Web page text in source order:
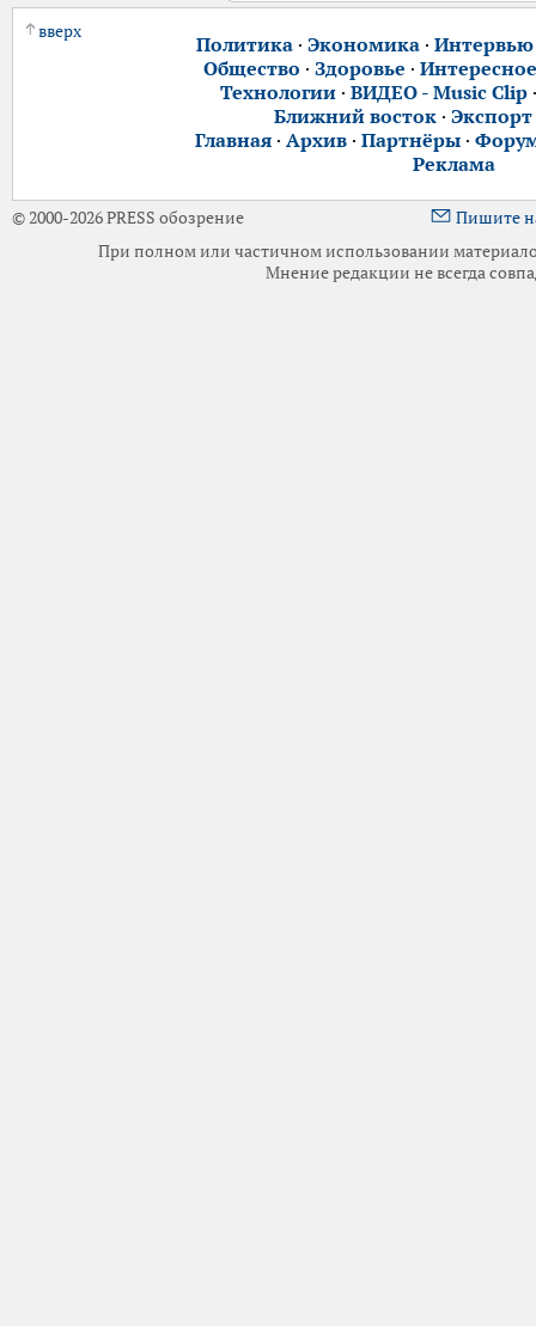
вверх
Политика· Экономика· Интервью
Общество · Здоровье · Интересное
Технологии· ВИДЕО - Music Clip
Ближний восток ·
Главная· Архив· Партнёры·
Реклама
© 2000-2026 PRESS обозрение
Пишите
При полном или частичном использовании
Мнение редакции не всегда